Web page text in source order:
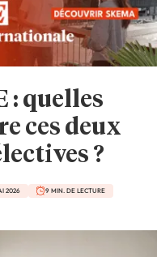
: quelles
ces deux
?
2026 9 MIN. DE LECTURE